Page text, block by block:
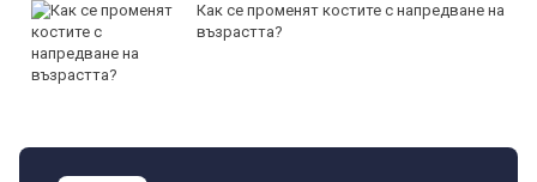
Как се променят костите с напредване на
възрастта?